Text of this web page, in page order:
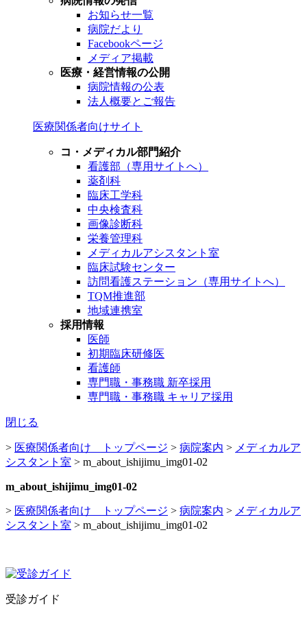
お知らせ一覧
病院だより
Facebookページ
メディア掲載
医療・経営情報の公開
病院情報の公表
法人概要とご報告
医療関係者向けサイト
コ・メディカル部門紹介
看護部（専用サイトへ）
薬剤科
臨床工学科
中央検査科
画像診断科
栄養管理科
メディカルアシスタント室
臨床試験センター
訪問看護ステーション（専用サイトへ）
TQM推進部
地域連携室
採用情報
医師
初期臨床研修医
看護師
専門職・事務職 新卒採用
専門職・事務職 キャリア採用
閉じる
> 医療関係者向け トップページ > 病院案内 > メディカルア
シスタント室 > m_about_ishijimu_img01-02
m_about_ishijimu_img01-02
> 医療関係者向け トップページ > 病院案内 > メディカルア
シスタント室 > m_about_ishijimu_img01-02
受診ガイド